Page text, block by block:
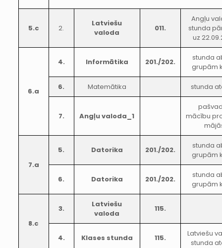
5.c 2.
Latviešu
valoda
011.
Angļu
stunda
uz
6.a
4. Informātika 201./202.
stunda
grupām
6. Matemātika stunda
7. Angļu valoda_1
mācību
7.a
5. Datorika 201./202.
stunda
grupām
6. Datorika 201./202.
stunda
grupām
8.c
3.
Latviešu
valoda
115.
4. Klases stunda 115.
Latviešu
stunda